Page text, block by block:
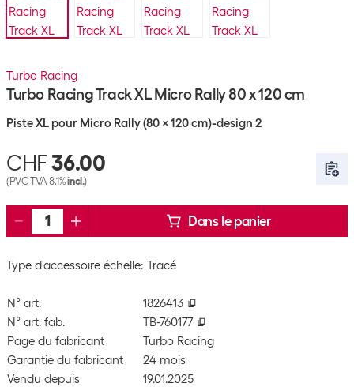
Turbo Racing
Turbo Racing Track XL Micro Rally 80 x 120 cm
Piste XL pour Micro Rally (80 x 120 cm)-design 2
CHF 36.00
(PVC TVA 8.1%incl.)
Dans le panier
Type d'accessoire échelle: Tracé
N° art.
1826413
N° art. fab.
TB-760177
Page du fabricant
Turbo Racing
Garantie du fabricant
24 mois
Vendu depuis
19.01.2025